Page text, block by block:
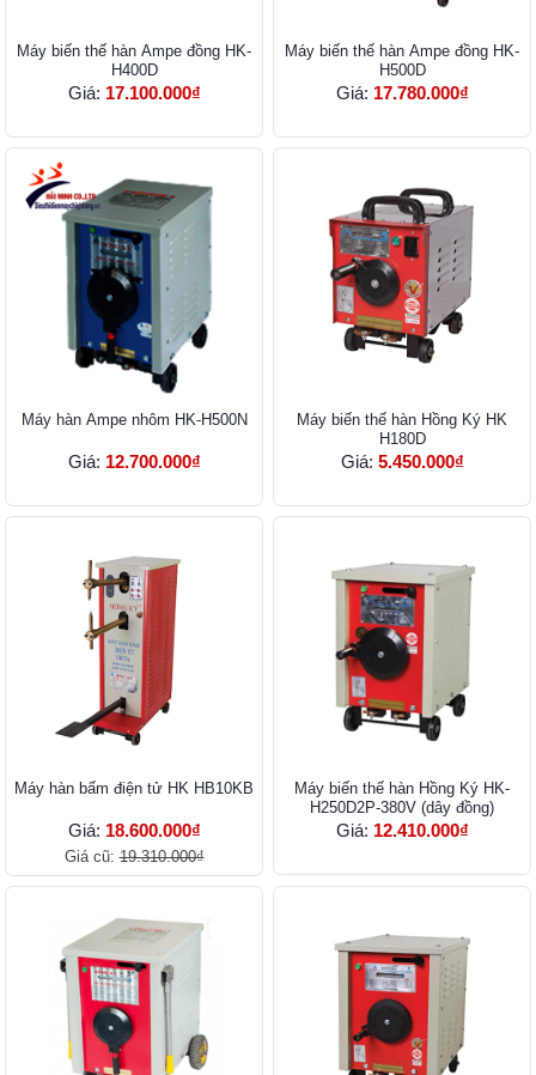
Máy biến thế hàn Ampe đồng HK-
H400D
Giá: 17.100.000₫
Máy biến thế hàn Ampe đồng HK-
H500D
Giá: 17.780.000₫
Máy hàn Ampe nhôm HK-H500N
Giá: 12.700.000₫
Máy biến thế hàn Hồng Ký HK
H180D
Giá: 5.450.000₫
Máy hàn bấm điện tử HK HB10KB
Giá: 18.600.000₫
Giá cũ:19.310.000₫
Máy biến thế hàn Hồng Ký HK-
H250D2P-380V (dây đồng)
Giá: 12.410.000₫